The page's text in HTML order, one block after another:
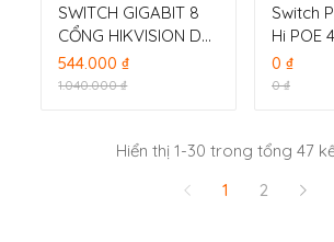
SWITCH GIGABIT 8
CỔNG HIKVISION DS-
3E0508-E(B)
544.000 ₫
1.040.000 ₫
Switch
Hi POE
uplink
0 ₫
0 ₫
Hiển thị 1-30 trong tổng 47
1
2